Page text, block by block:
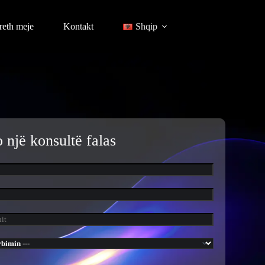
meje Kontakt Shqip
një konsultë falas